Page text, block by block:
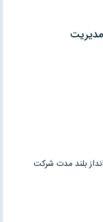
بلند مدت شركت